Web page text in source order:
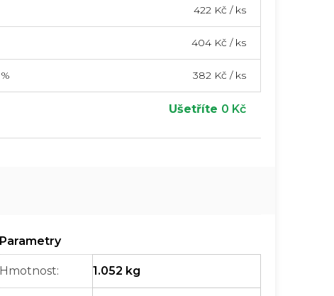
422 Kč / ks
404 Kč / ks
382 Kč / ks
Ušetříte 0 Kč
Hmotnost: 1.052 kg